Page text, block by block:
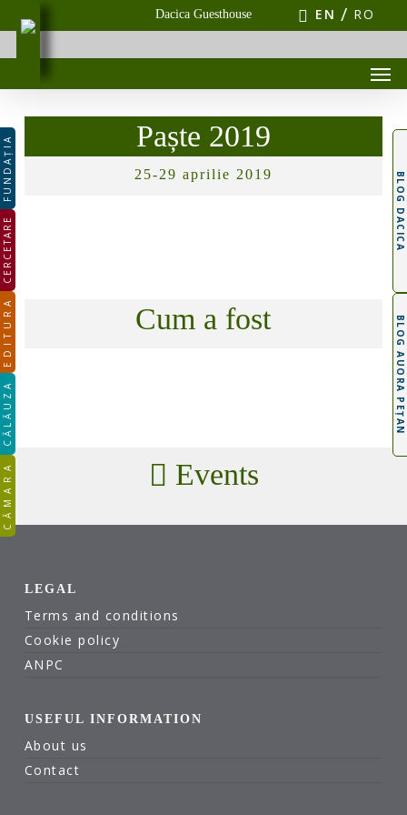
to
main
content
EN RO
Dacica Guesthouse
FUNDAȚIA
CERCETARE
EDITURA
CĂLĂUZA
CĂMARA
BLOG AUORA PEȚAN
BLOG DACICA
Paște 2019
25-29 aprilie 2019
Cum a fost
Events
LEGAL
Terms and conditions
Cookie policy
ANPC
USEFUL INFORMATION
About us
Contact